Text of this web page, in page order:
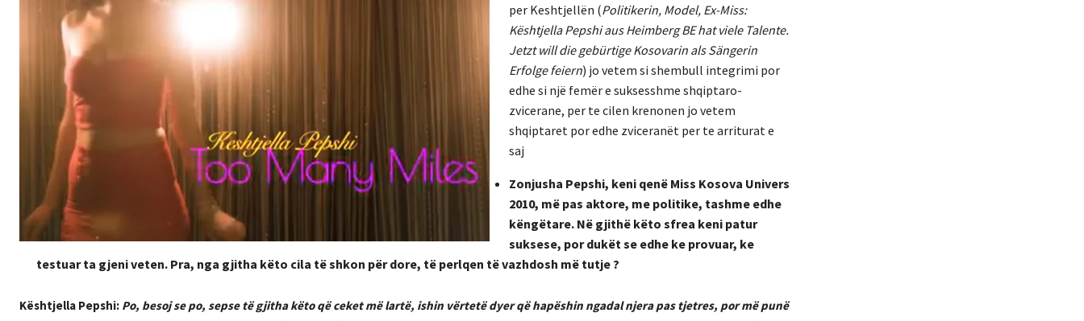
per Keshtjellën (Politikerin, Model, Ex-Miss:
Kështjella Pepshi aus Heimberg BE hat viele Talente.
Jetzt will die gebürtige Kosovarin als Sängerin
Erfolge feiern) jo vetem si shembull integrimi por
edhe si një femër e suksesshme shqiptaro-
zvicerane, per te cilen krenonen jo vetem
shqiptaret por edhe zviceranët per te arriturat e
saj
Zonjusha Pepshi, keni qenë Miss Kosova Univers
2010, më pas aktore, me politike, tashme edhe
këngëtare. Në gjithë këto sfrea keni patur
suksese, por dukët se edhe ke provuar, ke
testuar ta gjeni veten. Pra, nga gjitha këto cila të shkon për dore, të perlqen të vazhdosh më tutje ?
Kështjella Pepshi: Po, besoj se po, sepse të gjitha këto që ceket më lartë, ishin vërtetë dyer që hapëshin ngadal njera pas tjetres, por më punë